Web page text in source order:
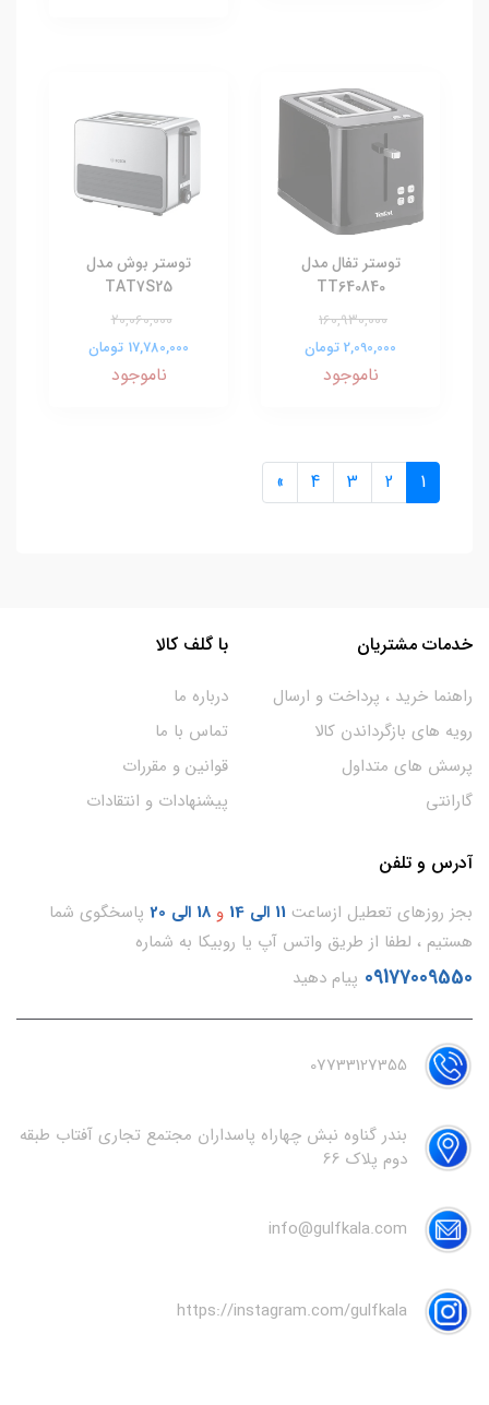
توستر تفال مدل
TT640840
160,930,000
2,090,000 تومان
ناموجود
توستر بوش مدل
TAT7S25
20,060,000
17,780,000 تومان
ناموجود
1
2
3
4
»
خدمات مشتریان
راهنما خرید ، پرداخت و ارسال
رویه های بازگرداندن کالا
پرسش های متداول
گارانتی
با گلف کالا
درباره ما
تماس با ما
قوانین و مقررات
پیشنهادات و انتقادات
آدرس و تلفن
بجز روزهای تعطیل ازساعت 11 الی 14 و 18 الی 20
پاسخگوی شما
هستیم ، لطفا از طریق واتس آپ یا روبیکا به شماره
09177009550 پیام دهید
07733127355
بندر گناوه نبش چهاراه پاسداران مجتمع تجاری آفتاب طبقه
دوم پلاک 66
info@gulfkala.com
https://instagram.com/gulfkala